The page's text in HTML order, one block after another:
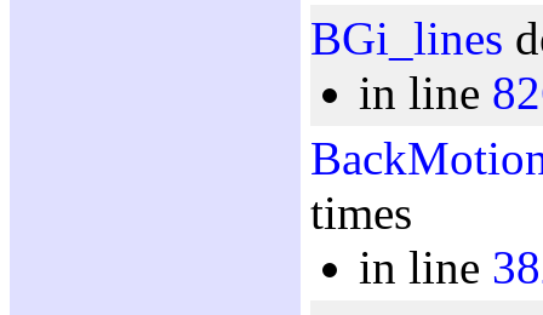
BGi_lines
in line
times
in line